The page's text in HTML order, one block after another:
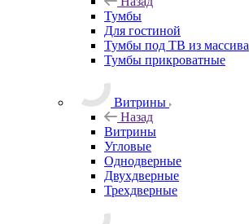
Тумбы
Для гостиной
Тумбы под ТВ из массива
Тумбы прикроватные
Витрины
Назад
Витрины
Угловые
Однодверные
Двухдверные
Трехдверные